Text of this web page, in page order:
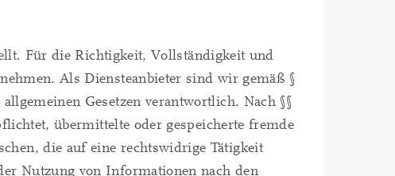
Für die Richtigkeit, Vollständigkeit und
Als Diensteanbieter sind wir gemäß §
Gesetzen verantwortlich. Nach §§
übermittelte oder gespeicherte fremde
die auf eine rechtswidrige Tätigkeit
Nutzung von Informationen nach den